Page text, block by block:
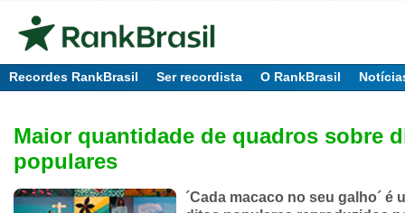
Recordes RankBrasil Ser recordista O RankBrasil
Maior quantidade de quadros sobre
populares
´Cada macaco no seu galho´ é